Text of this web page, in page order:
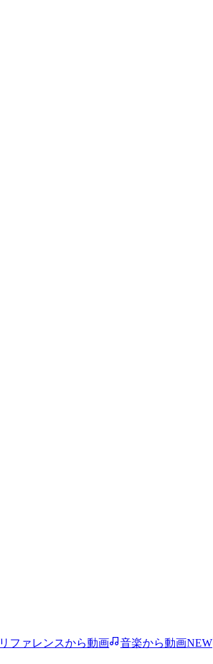
リファレンスから動画 音楽から動画NEW